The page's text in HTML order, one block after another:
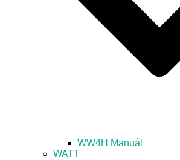
WW4H Manuál
WATT